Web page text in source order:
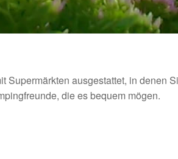
ausgestattet, in denen
die es bequem mögen.